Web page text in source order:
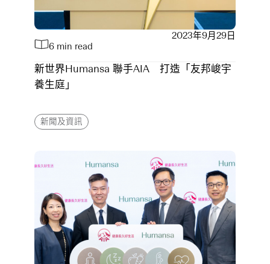
6 min read
2023年9月29日
新世界Humansa 聯手AIA 打造「友邦峻宇
養生庭」
新聞及資訊